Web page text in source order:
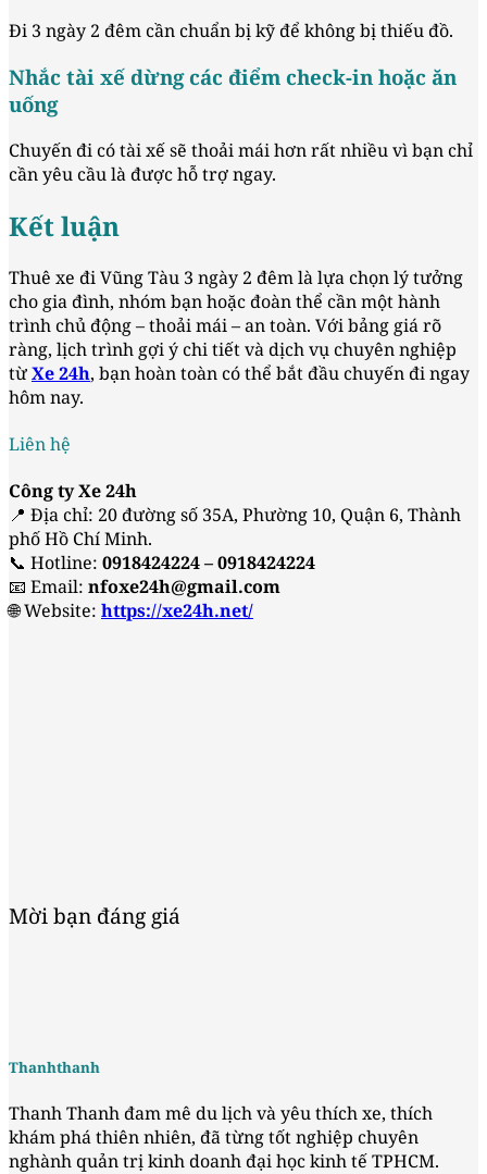
Đi 3 ngày 2 đêm cần chuẩn bị kỹ để không bị thiếu đồ.
Nhắc tài xế dừng các điểm check-in hoặc ăn
uống
Chuyến đi có tài xế sẽ thoải mái hơn rất nhiều vì bạn chỉ
cần yêu cầu là được hỗ trợ ngay.
Kết luận
Thuê xe đi Vũng Tàu 3 ngày 2 đêm là lựa chọn lý tưởng
cho gia đình, nhóm bạn hoặc đoàn thể cần một hành
trình chủ động – thoải mái – an toàn. Với bảng giá rõ
ràng, lịch trình gợi ý chi tiết và dịch vụ chuyên nghiệp
từXe 24h, bạn hoàn toàn có thể bắt đầu chuyến đi ngay
hôm nay.
Liên hệ
Công ty Xe 24h
📍 Địa chỉ: 20 đường số 35A, Phường 10, Quận 6, Thành
phố Hồ Chí Minh.
📞 Hotline: 0918424224 – 0918424224
📧 Email: nfoxe24h@gmail.com
🌐 Website: https://xe24h.net/
Mời bạn đáng giá
Thanhthanh
Thanh Thanh đam mê du lịch và yêu thích xe, thích
khám phá thiên nhiên, đã từng tốt nghiệp chuyên
nghành quản trị kinh doanh đại học kinh tế TPHCM.